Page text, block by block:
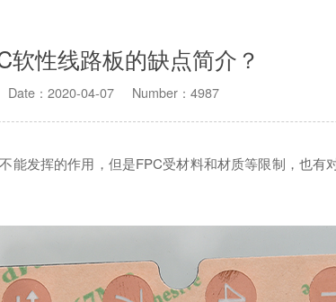
软性线路板的缺点简介？
Date：2020-04-07 Number：4987
发挥的作用，但是FPC受材料和材质等限制，也有